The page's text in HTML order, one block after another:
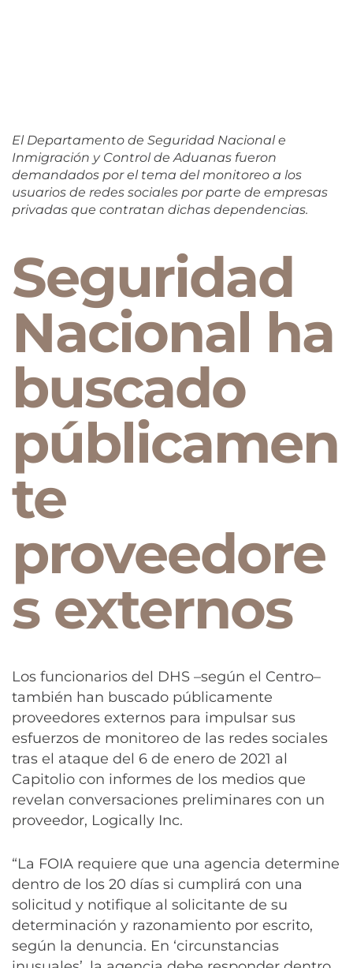
El Departamento de Seguridad Nacional e
Inmigración y Control de Aduanas fueron
demandados por el tema del monitoreo a los
usuarios de redes sociales por parte de empresas
privadas que contratan dichas dependencias.
Seguridad
Nacional ha
buscado
públicamen
te
proveedore
s externos
Los funcionarios del DHS –según el Centro–
también han buscado públicamente
proveedores externos para impulsar sus
esfuerzos de monitoreo de las redes sociales
tras el ataque del 6 de enero de 2021 al
Capitolio con informes de los medios que
revelan conversaciones preliminares con un
proveedor, Logically Inc.
“La FOIA requiere que una agencia determine
dentro de los 20 días si cumplirá con una
solicitud y notifique al solicitante de su
determinación y razonamiento por escrito,
según la denuncia. En ‘circunstancias